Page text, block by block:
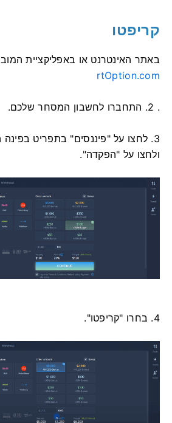
קריפטו
באתר האינטרנט או באפליקציית
rtOption.com
. 2. התחברו לחשבון המסחר שלכם.
3. לחצו על "פיננסים" בתפריט
ולחצו על "הפקדה".
4. בחרו "קריפטו".